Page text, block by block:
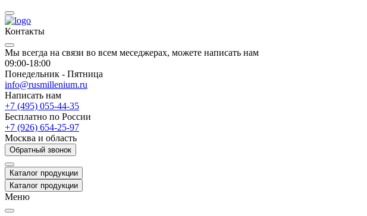
Контакты
Мы всегда на связи во всем меседжерах, можете написать нам
09:00-18:00
Понедельник - Пятница
info@rusmillenium.ru
Написать нам
+7 (495) 055-44-35
Бесплатно по России
+7 (926) 654-25-97
Москва и область
Обратный звонок
Каталог продукции
Каталог продукции
Меню